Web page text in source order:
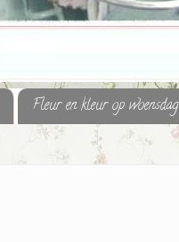
Fleur en kleur op woensdag